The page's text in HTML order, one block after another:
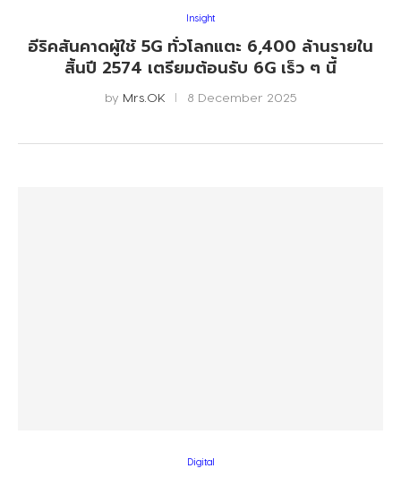
Insight
อีริคสันคาดผู้ใช้ 5G ทั่วโลกแตะ 6,400 ล้านรายใน
สิ้นปี 2574 เตรียมต้อนรับ 6G เร็ว ๆ นี้
by Mrs.OK 8 December 2025
Digital